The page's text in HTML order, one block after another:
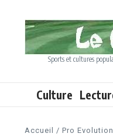
Sports et cultures
Culture
Accueil / Pro